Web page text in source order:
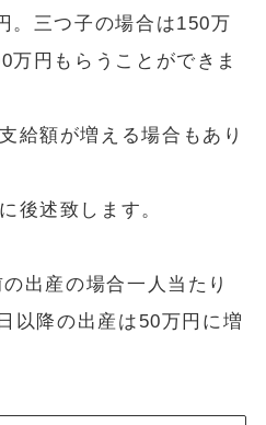
。三つ子の場合は150万
万円もらうことができま
給額が増える場合もあり
後述致します。
出産の場合一人当たり
以降の出産は50万円に増